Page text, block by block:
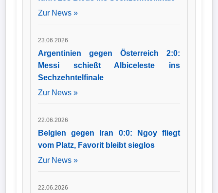
Zur News »
23.06.2026
Argentinien gegen Österreich 2:0:
Messi schießt Albiceleste ins
Sechzehntelfinale
Zur News »
22.06.2026
Belgien gegen Iran 0:0: Ngoy fliegt
vom Platz, Favorit bleibt sieglos
Zur News »
22.06.2026